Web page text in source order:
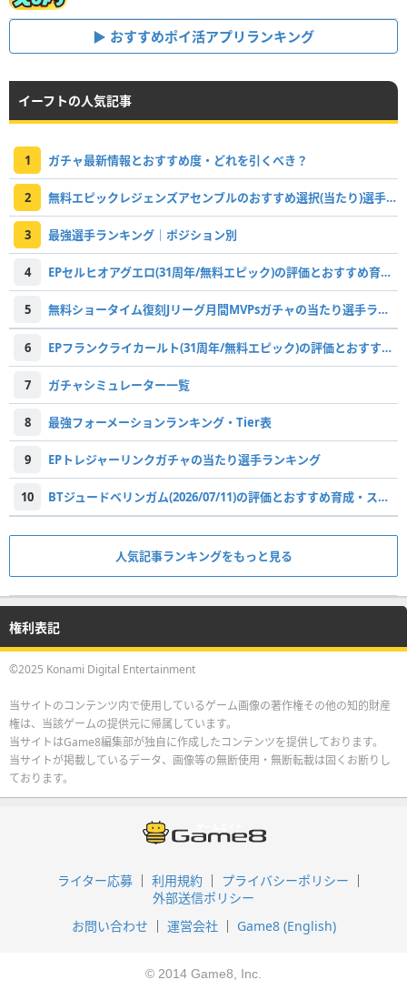
おすすめポイ活アプリランキング
イーフトの人気記事
1 ガチャ最新情報とおすすめ度・どれを引くべき？
2 無料エピックレジェンズアセンブルのおすすめ選択(当たり)選手ランキングと引き方
3 最強選手ランキング｜ポジション別
4 EPセルヒオアグエロ(31周年/無料エピック)の評価とおすすめ育成・スキル追加
5 無料ショータイム復刻Jリーグ月間MVPsガチャの当たり選手ランキング
6 EPフランクライカールト(31周年/無料エピック)の評価とおすすめ育成・スキル追加
7 ガチャシミュレーター一覧
8 最強フォーメーションランキング・Tier表
9 EPトレジャーリンクガチャの当たり選手ランキング
10 BTジュードベリンガム(2026/07/11)の評価とおすすめ育成・スキル追加
人気記事ランキングをもっと見る
権利表記
©2025 Konami Digital Entertainment
当サイトのコンテンツ内で使用しているゲーム画像の著作権その他の知的財産
権は、当該ゲームの提供元に帰属しています。
当サイトはGame8編集部が独自に作成したコンテンツを提供しております。
当サイトが掲載しているデータ、画像等の無断使用・無断転載は固くお断りし
ております。
ライター応募 利用規約
プライバシーポリシー
外部送信ポリシー
お問い合わせ
運営会社 Game8 (English)
© 2014 Game8, Inc.